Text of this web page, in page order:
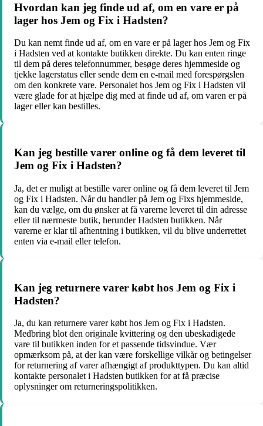
Hvordan kan jeg finde ud af, om en vare er på
lager hos Jem og Fix i Hadsten?
Du kan nemt finde ud af, om en vare er på lager hos Jem og Fix
i Hadsten ved at kontakte butikken direkte. Du kan enten ringe
til dem på deres telefonnummer, besøge deres hjemmeside og
tjekke lagerstatus eller sende dem en e-mail med forespørgslen
om den konkrete vare. Personalet hos Jem og Fix i Hadsten vil
være glade for at hjælpe dig med at finde ud af, om varen er på
lager eller kan bestilles.
Kan jeg bestille varer online og få dem leveret til
Jem og Fix i Hadsten?
Ja, det er muligt at bestille varer online og få dem leveret til Jem
og Fix i Hadsten. Når du handler på Jem og Fixs hjemmeside,
kan du vælge, om du ønsker at få varerne leveret til din adresse
eller til nærmeste butik, herunder Hadsten butikken. Når
varerne er klar til afhentning i butikken, vil du blive underrettet
enten via e-mail eller telefon.
Kan jeg returnere varer købt hos Jem og Fix i
Hadsten?
Ja, du kan returnere varer købt hos Jem og Fix i Hadsten.
Medbring blot den originale kvittering og den ubeskadigede
vare til butikken inden for et passende tidsvindue. Vær
opmærksom på, at der kan være forskellige vilkår og betingelser
for returnering af varer afhængigt af produkttypen. Du kan altid
kontakte personalet i Hadsten butikken for at få præcise
oplysninger om returneringspolitikken.